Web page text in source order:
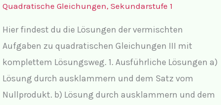
Quadratische Gleichungen, Sekundarstufe 1
Hier findest du die Lösungen der vermischten
Aufgaben zu quadratischen Gleichungen III mit
komplettem Lösungsweg. 1. Ausführliche Lösungen a)
Lösung durch ausklammern und dem Satz vom
Nullprodukt. b) Lösung durch ausklammern und dem